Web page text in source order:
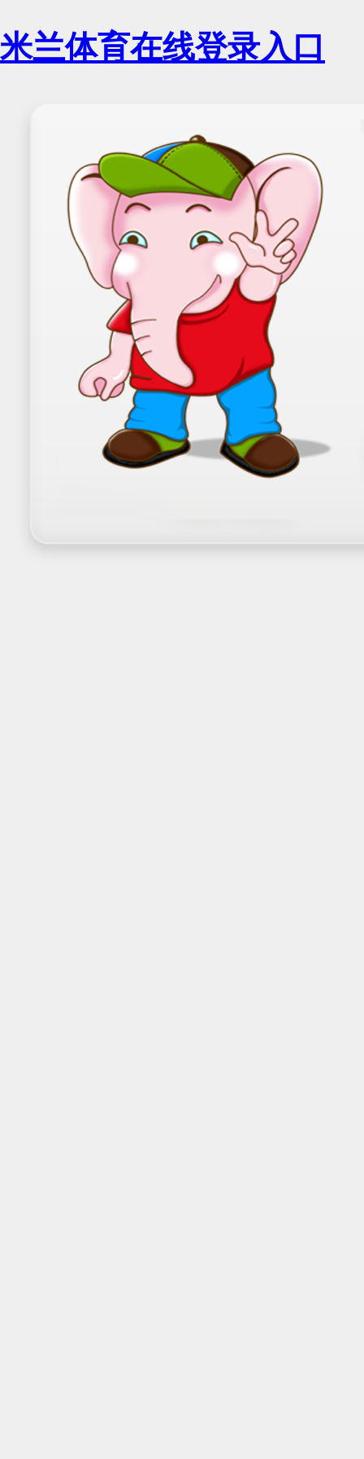
米兰体育在线登录入口